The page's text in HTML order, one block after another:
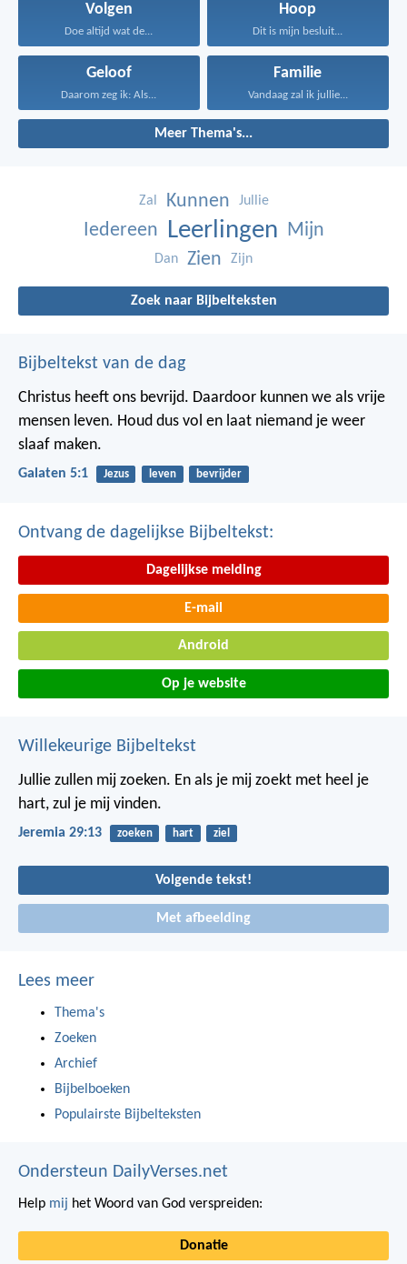
Volgen
Doe altijd wat de...
Hoop
Dit is mijn besluit...
Geloof
Daarom zeg ik: Als...
Familie
Vandaag zal ik jullie...
Meer Thema's...
Zal Kunnen Jullie
Iedereen Leerlingen Mijn
Dan Zien Zijn
Zoek naar Bijbelteksten
Bijbeltekst van de dag
Christus heeft ons bevrijd. Daardoor kunnen we als vrije
mensen leven. Houd dus vol en laat niemand je weer
slaaf maken.
Galaten 5:1 Jezus leven bevrijder
Ontvang de dagelijkse Bijbeltekst:
Dagelijkse melding
E-mail
Android
Op je website
Willekeurige Bijbeltekst
Jullie zullen mij zoeken. En als je mij zoekt met heel je
hart, zul je mij vinden.
Jeremia 29:13 zoeken hart ziel
Volgende tekst!
Met afbeelding
Lees meer
Thema's
Zoeken
Archief
Bijbelboeken
Populairste Bijbelteksten
Ondersteun DailyVerses.net
Help mij het Woord van God verspreiden:
Donatie